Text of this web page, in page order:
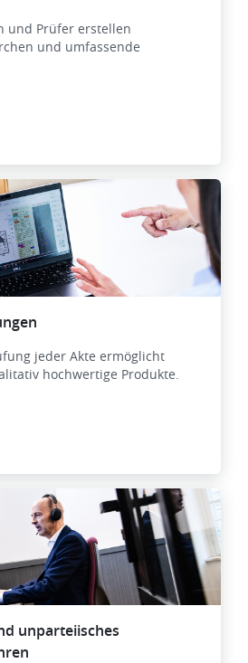
und Prüfer erstellen
und umfassende
jeder Akte ermöglicht
hochwertige Produkte.
unparteiisches